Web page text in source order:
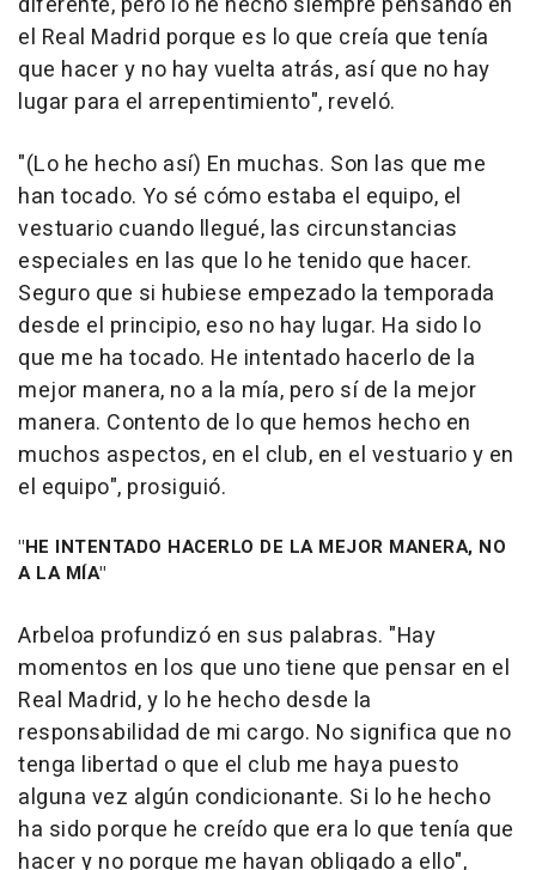
el Real Madrid porque es lo que creía que tenía
que hacer y no hay vuelta atrás, así que no hay
lugar para el arrepentimiento", reveló.
"(Lo he hecho así) En muchas. Son las que me
han tocado. Yo sé cómo estaba el equipo, el
vestuario cuando llegué, las circunstancias
especiales en las que lo he tenido que hacer.
Seguro que si hubiese empezado la temporada
desde el principio, eso no hay lugar. Ha sido lo
que me ha tocado. He intentado hacerlo de la
mejor manera, no a la mía, pero sí de la mejor
manera. Contento de lo que hemos hecho en
muchos aspectos, en el club, en el vestuario y en
el equipo", prosiguió.
"HE INTENTADO HACERLO DE LA MEJOR MANERA, NO
A LA MÍA"
Arbeloa profundizó en sus palabras. "Hay
momentos en los que uno tiene que pensar en el
Real Madrid, y lo he hecho desde la
responsabilidad de mi cargo. No significa que no
tenga libertad o que el club me haya puesto
alguna vez algún condicionante. Si lo he hecho
ha sido porque he creído que era lo que tenía que
hacer y no porque me hayan obligado a ello",